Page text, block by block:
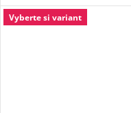
Vyberte si variant